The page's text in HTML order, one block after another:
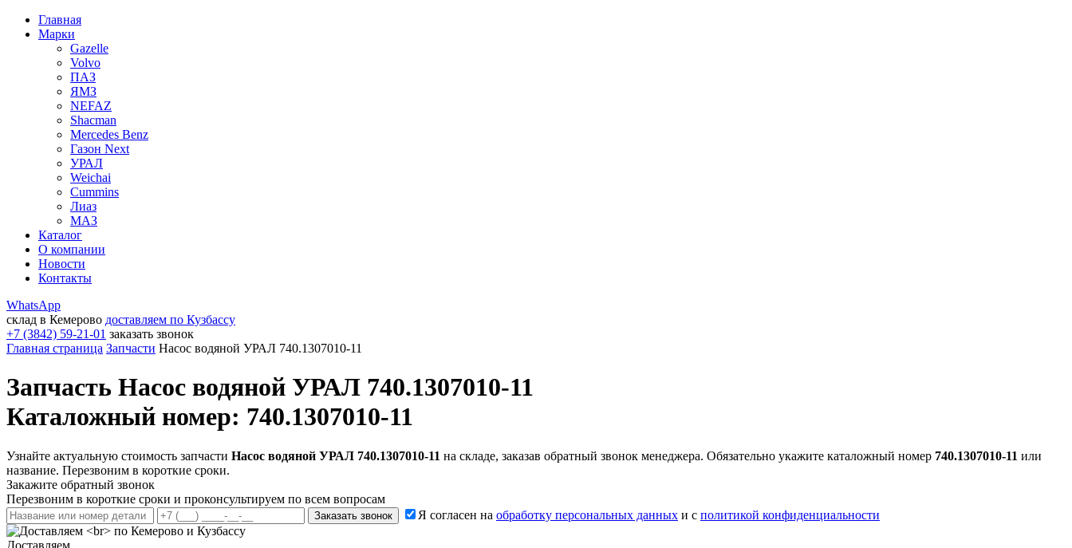
Главная
Марки
Gazelle
Volvo
ПАЗ
ЯМЗ
NEFAZ
Shacman
Mercedes Benz
Газон Next
УРАЛ
Weichai
Cummins
Лиаз
МАЗ
Каталог
О компании
Новости
Контакты
WhatsApp
склад в Кемерово доставляем по Кузбассу
+7 (3842) 59-21-01 заказать звонок
Главная страница Запчасти Насос водяной УРАЛ 740.1307010-11
Запчасть Насос водяной УРАЛ 740.1307010-11
Каталожный номер: 740.1307010-11
Узнайте актуальную стоимость запчасти Насос водяной УРАЛ 740.1307010-11 на складе, заказав обратный звонок менеджера. Обязательно укажите каталожный номер 740.1307010-11 или
название. Перезвоним в короткие сроки.
Закажите обратный звонок
Перезвоним в короткие сроки и проконсультируем по всем вопросам
Заказать звонок Я согласен на обработку персональных данных и с политикой конфиденциальности
Доставляем